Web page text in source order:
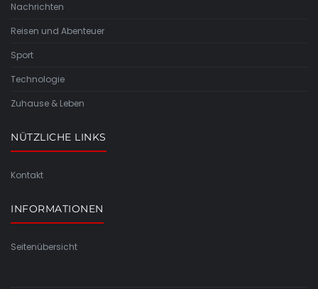
Nachrichten
Reisen und Abenteuer
Sport
Technologie
Zuhause & Leben
NÜTZLICHE LINKS
Kontakt
INFORMATIONEN
Seitenübersicht